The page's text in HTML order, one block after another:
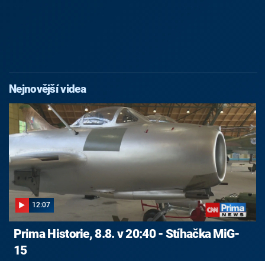
Nejnovější videa
12:07
Prima Historie, 8.8. v 20:40 - Stíhačka MiG-
15